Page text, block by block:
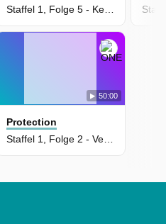
Staffel 1, Folge 5 - Kein zurück (Protection)
50:00
Protection
Staffel 1, Folge 2 - Vertraue niemandem (Protection)